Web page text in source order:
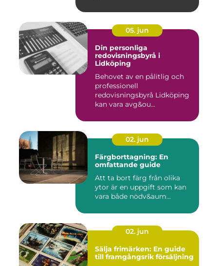
05. jun
Din personliga
redovisningsbyrå i
Lidköping
Behovet av en pålitlig och
professionell
redovisningsbyrå Lidköping
kan vara avg&ou...
02. jun
Färgborttagning: En
omfattande guide
Att ta bort färg från olika
ytor är en uppgift som kan
vara både nödv&aum...
02. jun
Sälja frimärken: En guide
till framgångsrik försäljning